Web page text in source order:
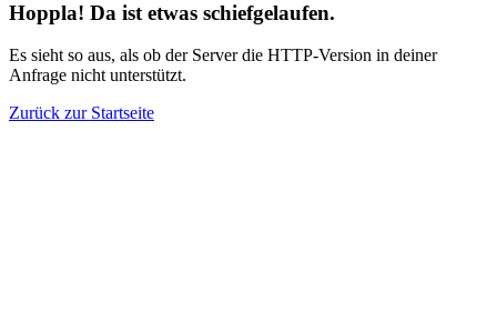
Hoppla! Da ist etwas schiefgelaufen.
Es sieht so aus, als ob der Server die HTTP-Version in deiner
Anfrage nicht unterstützt.
Zurück zur Startseite